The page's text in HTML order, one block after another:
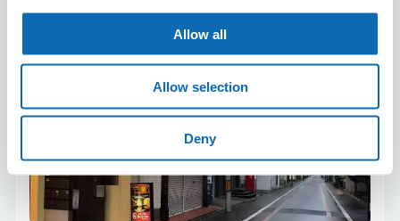
Allow all
Allow selection
Deny
カフェアンドバーリフレイン
河原町駅から徒歩3分
16:00〜01:30